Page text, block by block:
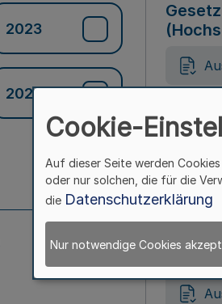
2023
2021
Cookie-
Auf dieser Seite werden
oder nur solchen, die für die
die Datenschutzerklärung
Nur notwendige Cookies